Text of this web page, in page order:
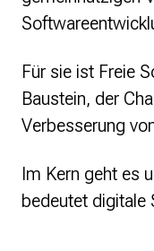
Für sie ist Freie
Baustein, der
Verbesserung
Im Kern geht es
bedeutet digitale